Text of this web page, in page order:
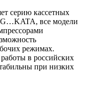
серию кассетных
все модели
режимах.
в российских
при низких